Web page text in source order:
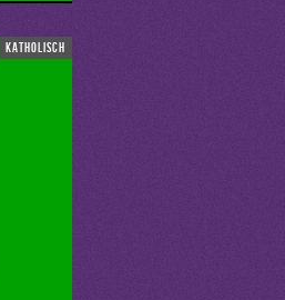
katholisch